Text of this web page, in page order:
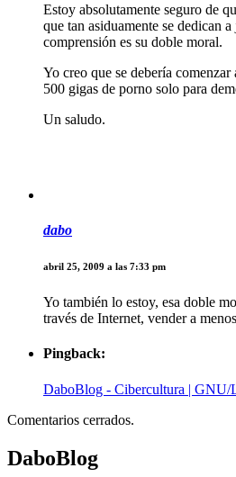
Estoy absolutamente seguro de
que tan asiduamente se dedican
comprensión es su doble moral.
Yo creo que se debería
500 gigas de porno solo para
Un saludo.
dabo
abril 25, 2009 a las 7:33 pm
Yo también lo estoy, esa doble
través de Internet, vender a
Pingback:
DaboBlog - Cibercultura |
Comentarios cerrados.
DaboBlog